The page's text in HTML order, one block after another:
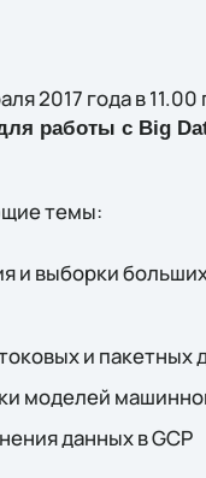
2017 года в
работы с Big
темы:
и выборки
и пакетных
моделей
данных в GCP